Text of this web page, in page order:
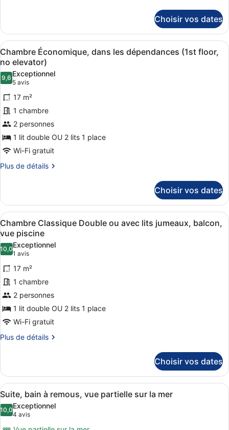
le
type
de
chambre
Chambre
Simple
Choisir vos dates
Afficher
toutes
les
photos
pour
ce
type
de
chambre :
Chambre
Économique,
dépendances
(1st
floor,
no
elevator)
Une chambre d’hôtel équipée
4
Chambre Économique, dans les dépendances (1st floor,
no elevator)
9,69,6 sur 10
Exceptionnel
5 avis
(5 avis)
17 m²
1 chambre
2 personnes
1 lit double OU 2 lits 1 place
Wi-Fi gratuit
Plus de détails
Plus
le
type
de
chambre
Chambre
Économique,
dans
les
(1st
floor,
no
elevator)
Choisir vos dates
Afficher
toutes
les
photos
pour
ce
type
de
chambre :
Chambre
Classique
avec
lits
jumeaux,
balcon,
vue
Literie hypoallergénique, couette
7
Chambre Classique Double ou avec lits jumeaux, balcon,
vue piscine
10,010,0 sur 10
Exceptionnel
1 avis
(1 avis)
17 m²
1 chambre
2 personnes
1 lit double OU 2 lits 1 place
Wi-Fi gratuit
Plus de détails
Plus
le
type
de
chambre
Chambre
Classique
Choisir vos dates
Afficher
toutes
les
photos
Une chambre moderne avec un
19
Suite, bain à remous, vue partielle sur la mer
10,010,0 sur 10
Exceptionnel
4 avis
(4 avis)